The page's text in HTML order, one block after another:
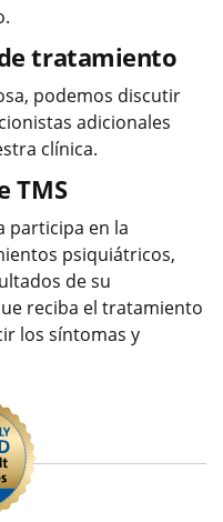
tratamiento
podemos discutir
adicionales
clínica.
TMS
participa en la
psiquiátricos,
de su
reciba el tratamiento
los síntomas y